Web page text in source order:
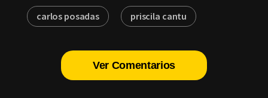
carlos posadas priscila cantu
Ver Comentarios